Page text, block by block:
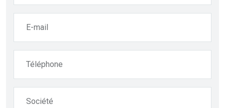
E-mail
Téléphone
Société